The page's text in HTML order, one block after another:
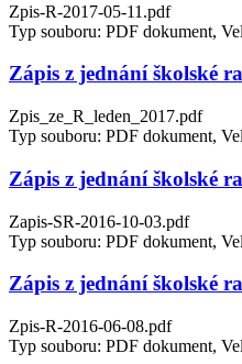
Zpis-R-2017-05-11.pdf
Typ souboru: PDF dokument,
Zápis z jednání školské
Zpis_ze_R_leden_2017.pdf
Typ souboru: PDF dokument,
Zápis z jednání školské
Zapis-SR-2016-10-03.pdf
Typ souboru: PDF dokument,
Zápis z jednání školské
Zpis-R-2016-06-08.pdf
Typ souboru: PDF dokument,